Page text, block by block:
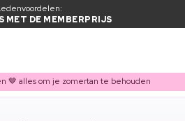
MET DE MEMBERPRIJS
🤎 alles om je zomertan te behouden